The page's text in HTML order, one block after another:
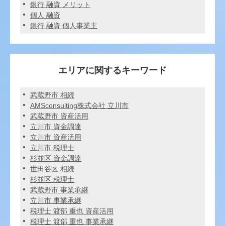
銀行 融資 メリット
個人 融資
銀行 融資 個人事業主
エリアに関するキーワード
武蔵野市 相続
AMSconsulting株式会社 立川市
武蔵野市 資産活用
立川市 資金調達
立川市 資産活用
立川市 税理士
杉並区 資金調達
世田谷区 相続
杉並区 税理士
武蔵野市 事業承継
立川市 事業承継
税理士 渡部 重也 資産活用
税理士 渡部 重也 事業承継